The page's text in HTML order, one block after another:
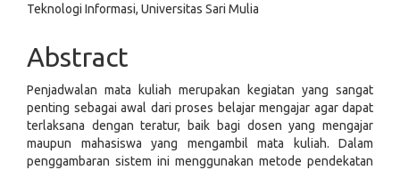
Teknologi Informasi, Universitas Sari Mulia
Abstract
Penjadwalan mata kuliah merupakan kegiatan yang sangat
penting sebagai awal dari proses belajar mengajar agar dapat
terlaksana dengan teratur, baik bagi dosen yang mengajar
maupun mahasiswa yang mengambil mata kuliah. Dalam
penggambaran sistem ini menggunakan metode pendekatan